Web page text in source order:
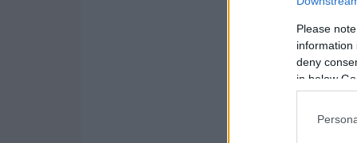
Please
information
deny
in below